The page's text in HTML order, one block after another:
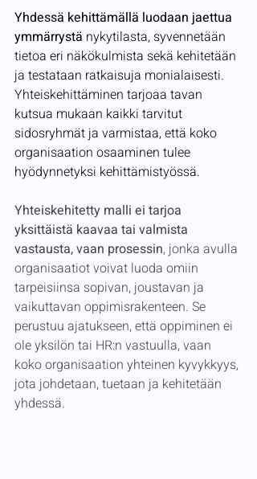
Yhdessä kehittämällä luodaan jaettua
ymmärrystä nykytilasta, syvennetään
tietoa eri näkökulmista sekä kehitetään
ja testataan ratkaisuja monialaisesti.
Yhteiskehittäminen tarjoaa tavan
kutsua mukaan kaikki tarvitut
sidosryhmät ja varmistaa, että koko
organisaation osaaminen tulee
hyödynnetyksi kehittämistyössä.
Yhteiskehitetty malli ei tarjoa
yksittäistä kaavaa tai valmista
vastausta, vaan prosessin, jonka avulla
organisaatiot voivat luoda omiin
tarpeisiinsa sopivan, joustavan ja
vaikuttavan oppimisrakenteen. Se
perustuu ajatukseen, että oppiminen ei
ole yksilön tai HR:n vastuulla, vaan
koko organisaation yhteinen kyvykkyys,
jota johdetaan, tuetaan ja kehitetään
yhdessä.